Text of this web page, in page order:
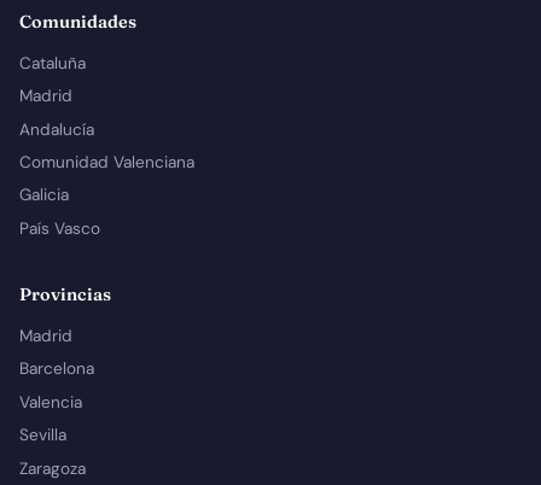
Comunidades
Cataluña
Madrid
Andalucía
Comunidad Valenciana
Galicia
País Vasco
Provincias
Madrid
Barcelona
Valencia
Sevilla
Zaragoza